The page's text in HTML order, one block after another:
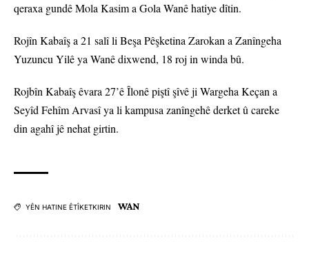
qeraxa gundê Mola Kasim a Gola Wanê hatiye dîtin.
Rojîn Kabaîş a 21 salî li Beşa Pêşketina Zarokan a Zanîngeha
Yuzuncu Yilê ya Wanê dixwend, 18 roj in winda bû.
Rojbîn Kabaîş êvara 27’ê Îlonê piştî şîvê ji Wargeha Keçan a
Seyîd Fehîm Arvasî ya li kampusa zanîngehê derket û careke
din agahî jê nehat girtin.
YÊN HATINE ÊTÎKETKIRIN WAN